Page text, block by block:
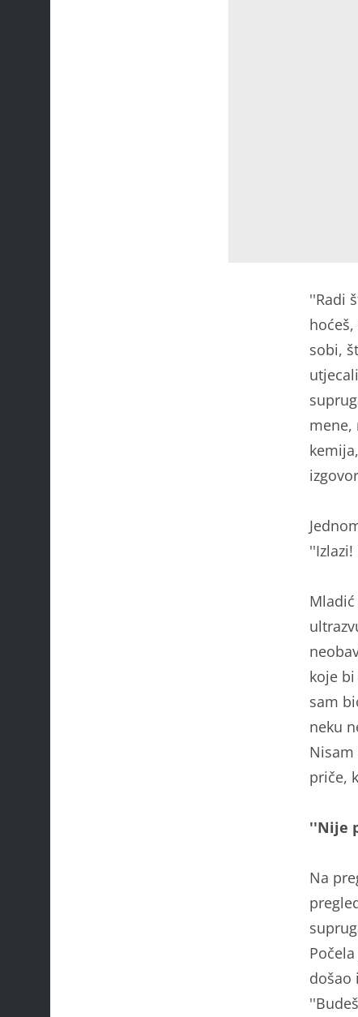
''Radi
sobi,
mene,
koje
sam
neku
Nisam
priče,
''Nije
Na
došao